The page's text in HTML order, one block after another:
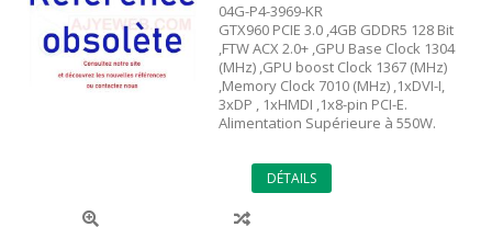
04G-P4-3969-KR
GTX960 PCIE 3.0 ,4GB GDDR5 128 Bit
,FTW ACX 2.0+ ,GPU Base Clock 1304
(MHz) ,GPU boost Clock 1367 (MHz)
,Memory Clock 7010 (MHz) ,1xDVI-I,
3xDP , 1xHMDI ,1x8-pin PCI-E.
Alimentation Supérieure à 550W.
DÉTAILS